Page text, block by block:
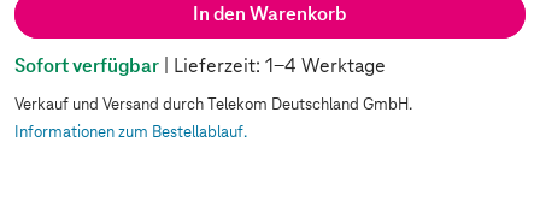
In den Warenkorb
Sofort verfügbar | Lieferzeit: 1-4 Werktage
Verkauf und Versand durch Telekom Deutschland GmbH.
Informationen zum Bestellablauf.